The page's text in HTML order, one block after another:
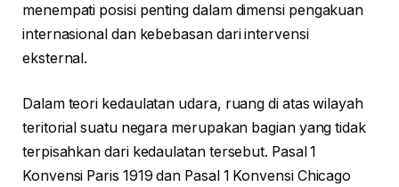
menempati posisi penting dalam dimensi pengakuan
internasional dan kebebasan dari intervensi
eksternal.
Dalam teori kedaulatan udara, ruang di atas wilayah
teritorial suatu negara merupakan bagian yang tidak
terpisahkan dari kedaulatan tersebut. Pasal 1
Konvensi Paris 1919 dan Pasal 1 Konvensi Chicago